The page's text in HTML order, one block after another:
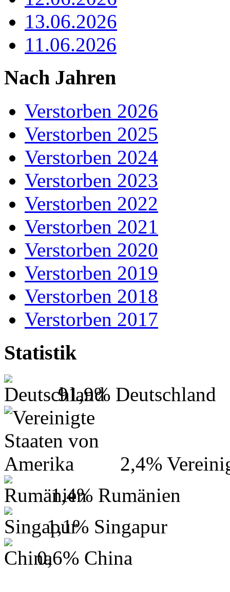
13.06.2026
11.06.2026
Nach Jahren
Verstorben 2026
Verstorben 2025
Verstorben 2024
Verstorben 2023
Verstorben 2022
Verstorben 2021
Verstorben 2020
Verstorben 2019
Verstorben 2018
Verstorben 2017
Statistik
91,9% Deutschland
2,4%
1,4% Rumänien
1,1% Singapur
0,6% China